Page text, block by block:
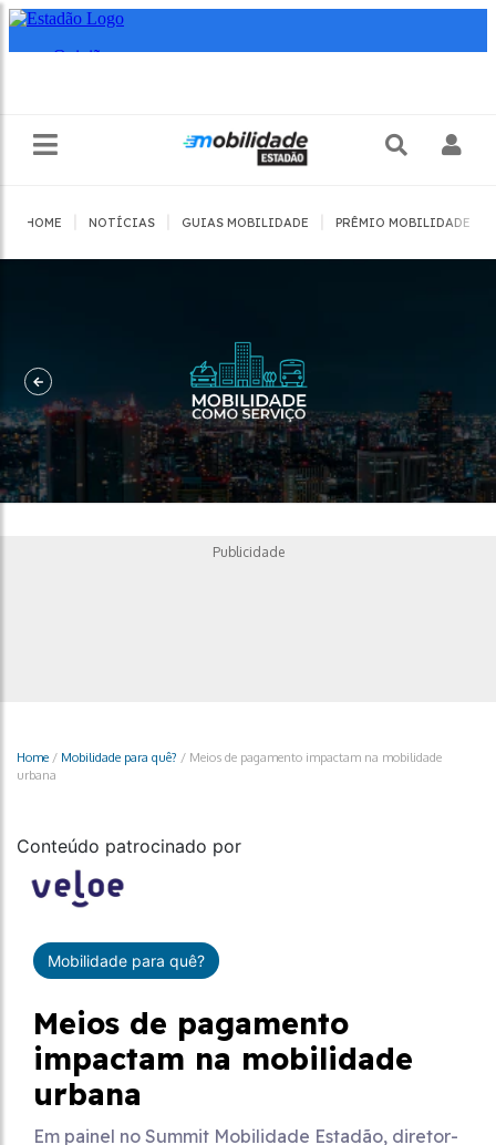
HOME NOTÍCIAS GUIAS MOBILIDADE PRÊMIO MOBILIDADE
Publicidade
Home / Mobilidade para quê? / Meios de pagamento impactam na mobilidade
urbana
Conteúdo patrocinado por
Mobilidade para quê?
Meios de pagamento
impactam na mobilidade
urbana
Em painel no Summit Mobilidade Estadão, diretor-